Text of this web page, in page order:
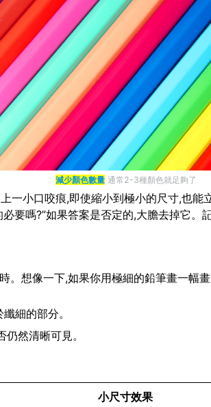
減少顏色數量 通常2-3種顏色就足夠了
一小口咬痕,即使縮小到極小的尺寸,也
要嗎?”如果答案是否定的,大膽去掉它。
想像一下,如果你用極細的鉛筆畫一幅
細的部分。
然清晰可見。
小尺寸效果